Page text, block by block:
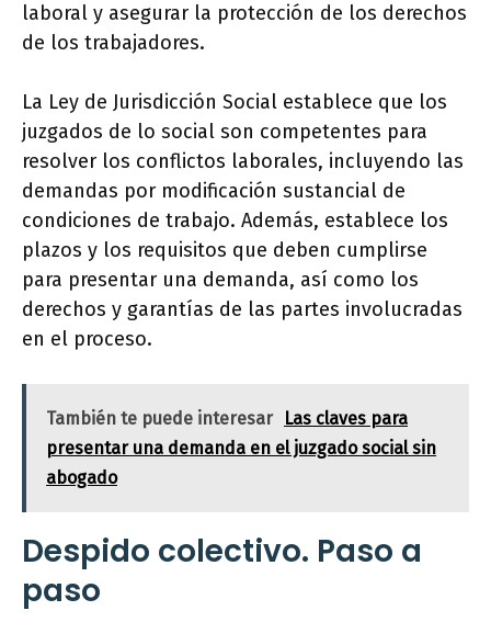
laboral y asegurar la protección de los derechos
de los trabajadores.
La Ley de Jurisdicción Social establece que los
juzgados de lo social son competentes para
resolver los conflictos laborales, incluyendo las
demandas por modificación sustancial de
condiciones de trabajo. Además, establece los
plazos y los requisitos que deben cumplirse
para presentar una demanda, así como los
derechos y garantías de las partes involucradas
en el proceso.
También te puede interesar
Las claves para
presentar una demanda en el juzgado social sin
abogado
Despido colectivo. Paso a
paso